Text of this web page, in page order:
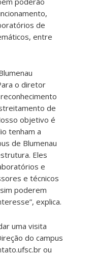
de
entre
o diretor
de
objetivo é
tenham a
de Blumenau
Eles
e
e técnicos
poderem
explica.
uma visita
do campus
ou